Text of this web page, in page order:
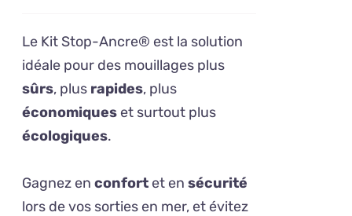
Le Kit Stop-Ancre® est la solution
idéale pour des mouillages plus
sûrs, plus rapides, plus
économiques et surtout plus
écologiques.
Gagnez enconfort et ensécurité
lors de vos sorties en mer, et évitez